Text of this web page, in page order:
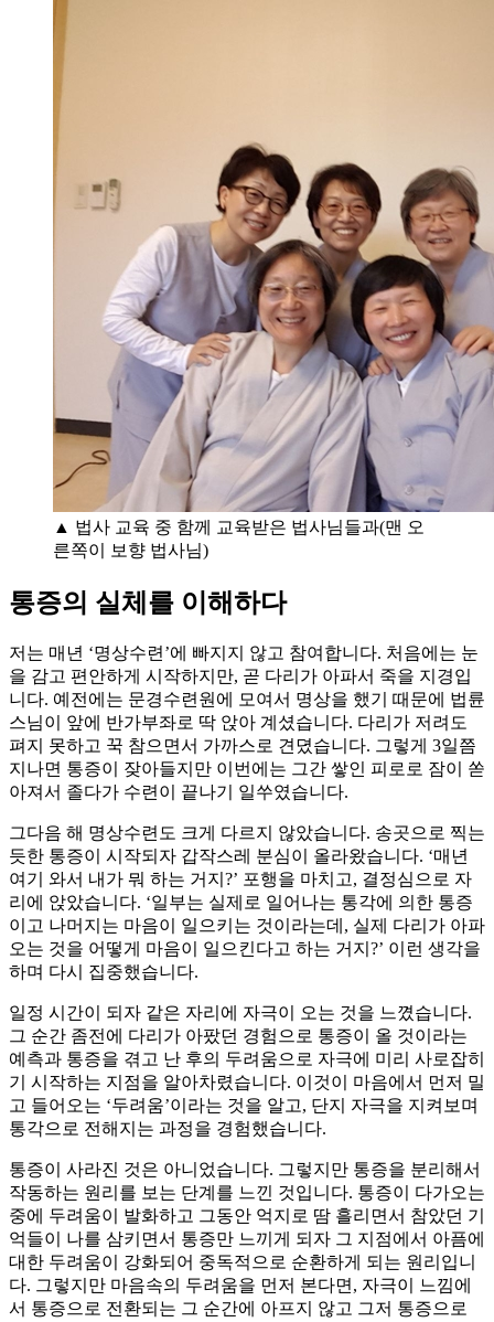
▲ 법사 교육 중 함께 교육받은 법사님들과(맨 오
른쪽이 보향 법사님)
통증의 실체를 이해하다
저는 매년 ‘명상수련’에 빠지지 않고 참여합니다. 처음에는 눈
을 감고 편안하게 시작하지만, 곧 다리가 아파서 죽을 지경입
니다. 예전에는 문경수련원에 모여서 명상을 했기 때문에 법륜
스님이 앞에 반가부좌로 딱 앉아 계셨습니다. 다리가 저려도
펴지 못하고 꾹 참으면서 가까스로 견뎠습니다. 그렇게 3일쯤
지나면 통증이 잦아들지만 이번에는 그간 쌓인 피로로 잠이 쏟
아져서 졸다가 수련이 끝나기 일쑤였습니다.
그다음 해 명상수련도 크게 다르지 않았습니다. 송곳으로 찍는
듯한 통증이 시작되자 갑작스레 분심이 올라왔습니다. ‘매년
여기 와서 내가 뭐 하는 거지?’ 포행을 마치고, 결정심으로 자
리에 앉았습니다. ‘일부는 실제로 일어나는 통각에 의한 통증
이고 나머지는 마음이 일으키는 것이라는데, 실제 다리가 아파
오는 것을 어떻게 마음이 일으킨다고 하는 거지?’ 이런 생각을
하며 다시 집중했습니다.
일정 시간이 되자 같은 자리에 자극이 오는 것을 느꼈습니다.
그 순간 좀전에 다리가 아팠던 경험으로 통증이 올 것이라는
예측과 통증을 겪고 난 후의 두려움으로 자극에 미리 사로잡히
기 시작하는 지점을 알아차렸습니다. 이것이 마음에서 먼저 밀
고 들어오는 ‘두려움’이라는 것을 알고, 단지 자극을 지켜보며
통각으로 전해지는 과정을 경험했습니다.
통증이 사라진 것은 아니었습니다. 그렇지만 통증을 분리해서
작동하는 원리를 보는 단계를 느낀 것입니다. 통증이 다가오는
중에 두려움이 발화하고 그동안 억지로 땀 흘리면서 참았던 기
억들이 나를 삼키면서 통증만 느끼게 되자 그 지점에서 아픔에
대한 두려움이 강화되어 중독적으로 순환하게 되는 원리입니
다. 그렇지만 마음속의 두려움을 먼저 본다면, 자극이 느낌에
서 통증으로 전환되는 그 순간에 아프지 않고 그저 통증으로